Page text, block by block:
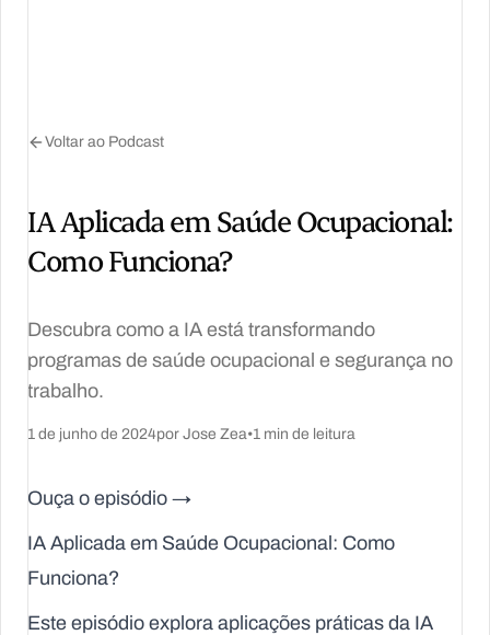
Voltar ao Podcast
IA Aplicada em Saúde Ocupacional:
Como Funciona?
Descubra como a IA está transformando
programas de saúde ocupacional e segurança no
trabalho.
1 de junho de 2024por Jose Zea•1 min de leitura
Ouça o episódio →
IA Aplicada em Saúde Ocupacional: Como
Funciona?
Este episódio explora aplicações práticas da IA